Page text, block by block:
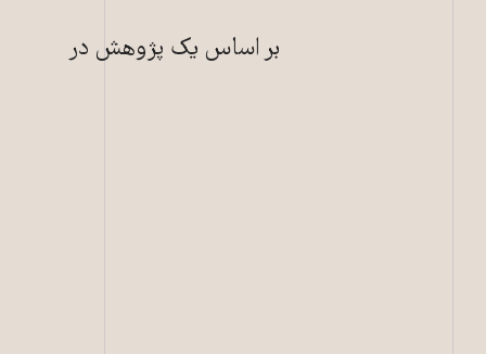
بر اساس یک پژوهش در